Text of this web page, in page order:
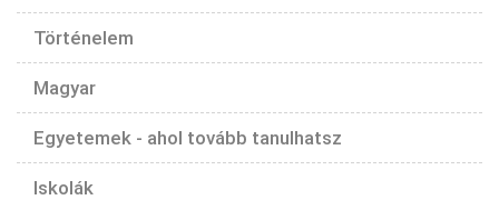
Történelem
Magyar
Egyetemek - ahol tovább tanulhatsz
Iskolák